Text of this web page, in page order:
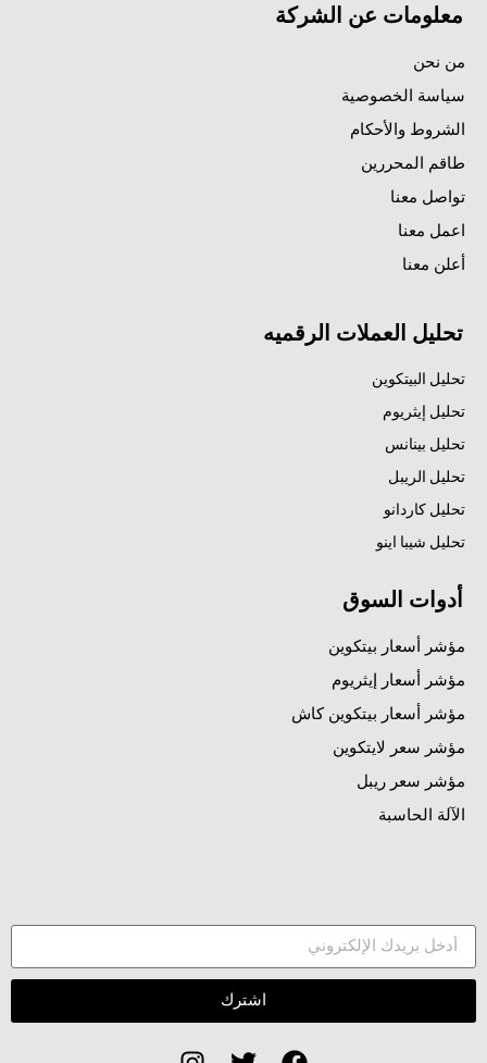
معلومات عن الشركة
من نحن
سياسة الخصوصية
الشروط والأحكام
طاقم المحررين
تواصل معنا
اعمل معنا
أعلن معنا
تحليل العملات الرقميه
تحليل البيتكوين
تحليل إيثريوم
تحليل بينانس
تحليل الريبل
تحليل كاردانو
تحليل شيبا اينو
أدوات السوق
مؤشر أسعار بيتكوين
مؤشر أسعار إيثريوم
مؤشر أسعار بيتكوين كاش
مؤشر سعر لايتكوين
مؤشر سعر ريبل
الآلة الحاسبة
اشترك